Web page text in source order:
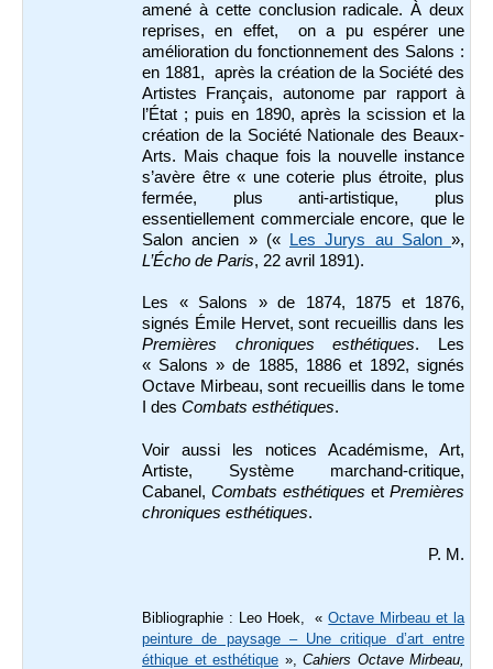
amené à cette conclusion radicale. À deux
reprises, en effet, on a pu espérer une
amélioration du fonctionnement des Salons :
en 1881, après la création de la Société des
Artistes Français, autonome par rapport à
l’État ; puis en 1890, après la scission et la
création de la Société Nationale des Beaux-
Arts. Mais chaque fois la nouvelle instance
s’avère être « une coterie plus étroite, plus
fermée, plus anti-artistique, plus
essentiellement commerciale encore, que le
Salon ancien » («
Les Jurys au Salon »,
L’Écho de Paris, 22 avril 1891).
Les « Salons » de 1874, 1875 et 1876,
signés Émile Hervet, sont recueillis dans les
Premières
chroniques esthétiques. Les
« Salons » de 1885, 1886 et 1892, signés
Octave Mirbeau, sont recueillis dans le tome
I des Combats esthétiques.
Voir aussi les notices Académisme, Art,
Artiste, Système marchand-critique,
Cabanel, Combats esthétiques et Premières
chroniques esthétiques.
P. M.
Bibliographie : Leo Hoek, «Octave Mirbeau et la
peinture de paysage – Une critique d’art entre
éthique et esthétique », Cahiers Octave Mirbeau,